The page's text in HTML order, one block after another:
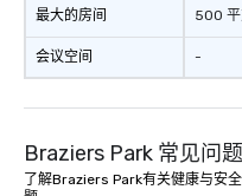
最大的房间
会议空间
500 平
-
Braziers Park 常见问题
了解Braziers Park有关健康与安